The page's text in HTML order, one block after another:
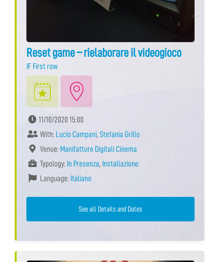
Reset game – rielaborare il videogioco
IF First row
11/10/2020 15:00
With: Lucio Campani, Stefania Grillo
Venue: Manifatture Digitali Cinema
Typology: In Presenza, Installazione
Language: Italiano
See all Details and Dates